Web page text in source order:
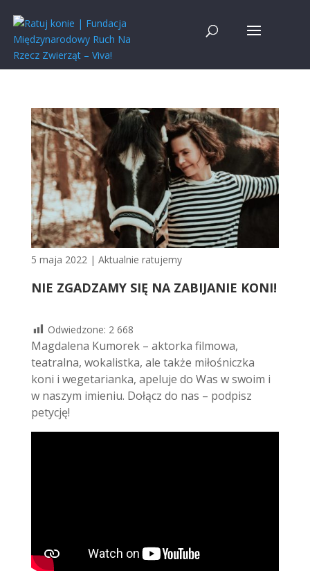
5 maja 2022 | Aktualnie ratujemy
NIE ZGADZAMY SIĘ NA ZABIJANIE KONI!
Odwiedzone: 2 668
Magdalena Kumorek – aktorka filmowa,
teatralna, wokalistka, ale także miłośniczka
koni i wegetarianka, apeluje do Was w swoim i
w naszym imieniu. Dołącz do nas – podpisz
petycję!